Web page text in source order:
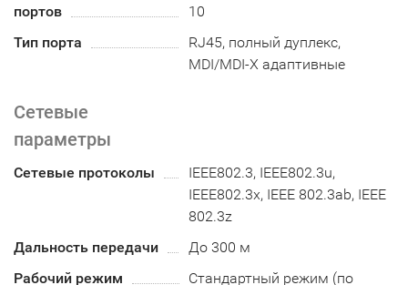
портов
10
Тип порта
RJ45, полный дуплекс,
MDI/MDI-X адаптивные
Сетевые
параметры
Сетевые протоколы
IEEE802.3, IEEE802.3u,
IEEE802.3x, IEEE 802.3ab, IEEE
802.3z
Дальность передачи
До 300 м
Рабочий режим
Стандартный режим (по